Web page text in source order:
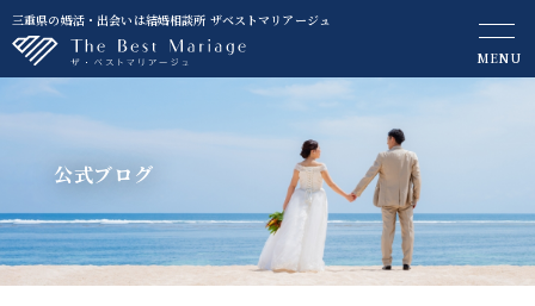
三重県の婚活・出会いは結婚相談所 ザベストマリアージュ
MENU
公式ブログ